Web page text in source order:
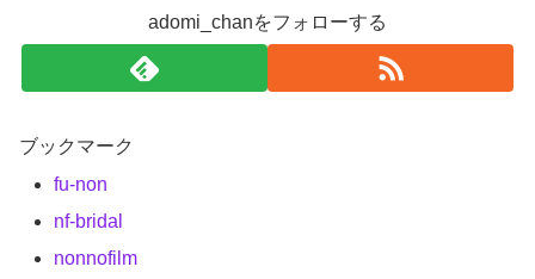
adomi_chanをフォローする
ブックマーク
fu-non
nf-bridal
nonnofilm